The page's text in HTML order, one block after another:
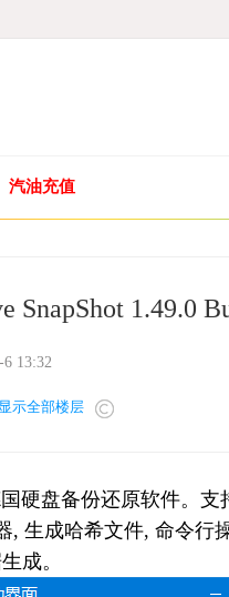
汽油充值
SnapShot 1.49.0
6 13:32
显示全部楼层
硬盘备份还原软件。
生成哈希文件, 命令行
成。